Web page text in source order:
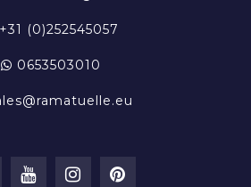
+31 (0)252545057
0653503010